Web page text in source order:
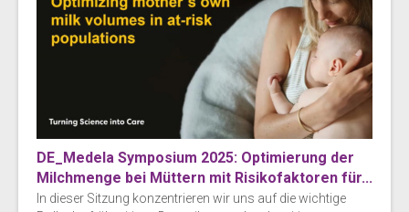
DE_Medela Symposium 2025: Optimierung der
Milchmenge bei Müttern mit Risikofaktoren für...
In dieser Sitzung konzentrieren wir uns auf die wichtige